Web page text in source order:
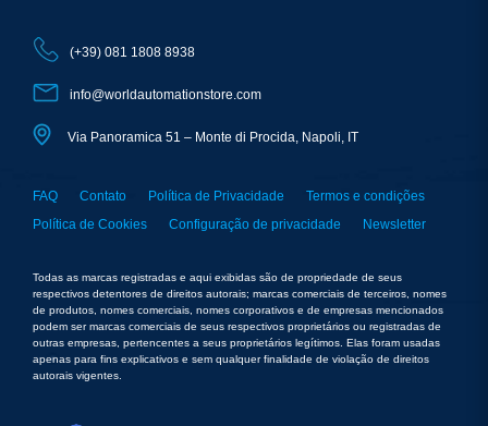
(+39) 081 1808 8938
info@worldautomationstore.com
Via Panoramica 51 – Monte di Procida, Napoli, IT
FAQ Contato Política de Privacidade
Termos e condições
Política de Cookies
Configuração de privacidade Newsletter
Todas as marcas registradas e aqui exibidas são de propriedade de seus
respectivos detentores de direitos autorais; marcas comerciais de terceiros, nomes
de produtos, nomes comerciais, nomes corporativos e de empresas mencionados
podem ser marcas comerciais de seus respectivos proprietários ou registradas de
outras empresas, pertencentes a seus proprietários legítimos. Elas foram usadas
apenas para fins explicativos e sem qualquer finalidade de violação de direitos
autorais vigentes.